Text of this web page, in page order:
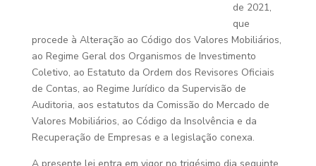
de 2021,
que
procede à Alteração ao Código dos Valores Mobiliários,
ao Regime Geral dos Organismos de Investimento
Coletivo, ao Estatuto da Ordem dos Revisores Oficiais
de Contas, ao Regime Jurídico da Supervisão de
Auditoria, aos estatutos da Comissão do Mercado de
Valores Mobiliários, ao Código da Insolvência e da
Recuperação de Empresas e a legislação conexa.